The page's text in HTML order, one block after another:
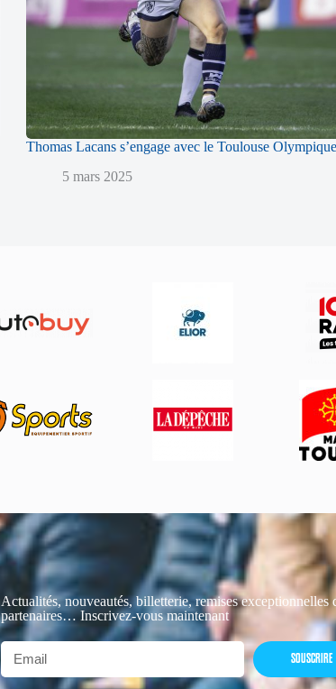
Thomas Lacans s’engage avec le Toulouse Olympique
5 mars 2025
Actualités, nouveautés, billetterie, remises
partenaires… Inscrivez-vous maintenant
SOUSCRIRE